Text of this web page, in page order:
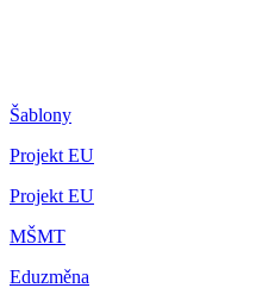
Šablony
Projekt EU
Projekt EU
MŠMT
Eduzměna